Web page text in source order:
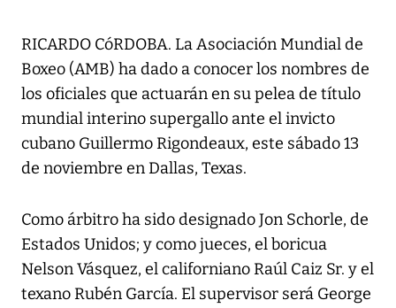
RICARDO CóRDOBA. La Asociación Mundial de
Boxeo (AMB) ha dado a conocer los nombres de
los oficiales que actuarán en su pelea de título
mundial interino supergallo ante el invicto
cubano Guillermo Rigondeaux, este sábado 13
de noviembre en Dallas, Texas.
Como árbitro ha sido designado Jon Schorle, de
Estados Unidos; y como jueces, el boricua
Nelson Vásquez, el californiano Raúl Caiz Sr. y el
texano Rubén García. El supervisor será George